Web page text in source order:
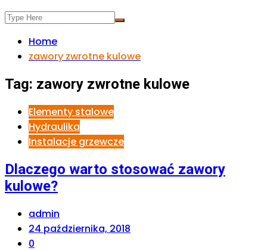
Home
zawory zwrotne kulowe
Tag: zawory zwrotne kulowe
Elementy stalowe
Hydraulika
Instalacje grzewcze
Dlaczego warto stosować zawory
kulowe?
admin
24 października, 2018
0